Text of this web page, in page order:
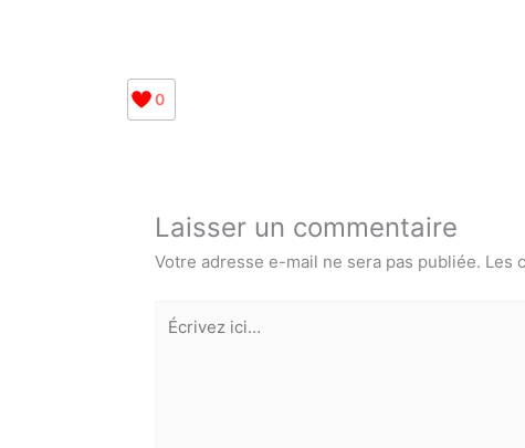
0
Laisser un commentaire
Votre adresse e-mail ne sera pas publiée. Les
ici…